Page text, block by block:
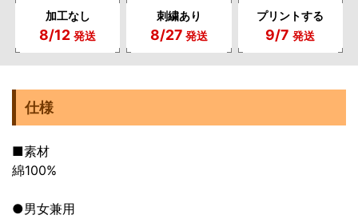
加工なし
8/12 発送
刺繍あり
8/27 発送
プリントする
9/7 発送
仕様
■素材
綿100%
●男女兼用